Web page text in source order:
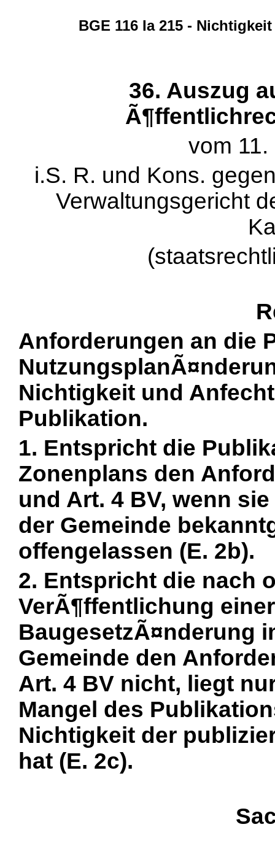
BGE 116 Ia 215 -
36. Auszug
vom
i.S. R. und Kons.
Verwaltungsgericht
Anforderungen an die
Nichtigkeit und
Publikation.
1. Entspricht die
Zonenplans den
und Art. 4 BV, wenn
der Gemeinde
offengelassen (E. 2b).
2. Entspricht die nach
VerÃ¶ffentlichung
BaugesetzÃ¤nderung
Gemeinde den
Art. 4 BV nicht, liegt
Mangel des
Nichtigkeit der
hat (E. 2c).